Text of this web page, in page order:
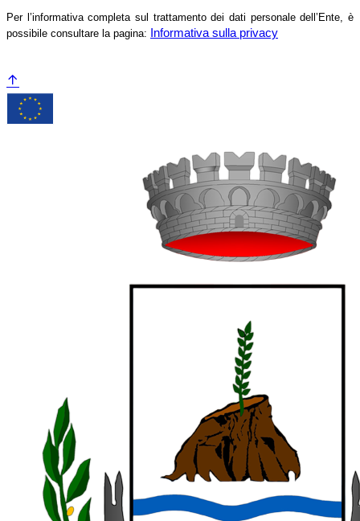
Per l’informativa completa sul trattamento dei dati personale dell’Ente, è
possibile consultare la pagina:
Informativa sulla privacy